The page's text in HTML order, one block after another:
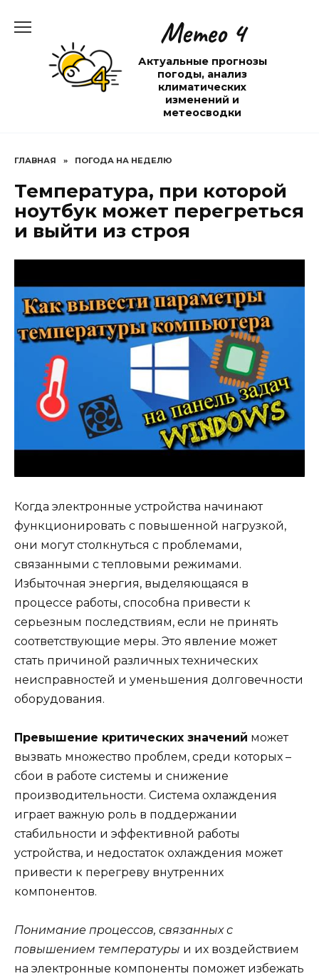
содержанию
Метео 4
Актуальные прогнозы
погоды, анализ
климатических
изменений и
метеосводки
ГЛАВНАЯ » ПОГОДА НА НЕДЕЛЮ
Температура, при которой
ноутбук может перегреться
и выйти из строя
Когда электронные устройства начинают
функционировать с повышенной нагрузкой,
они могут столкнуться с проблемами,
связанными с тепловыми режимами.
Избыточная энергия, выделяющаяся в
процессе работы, способна привести к
серьезным последствиям, если не принять
соответствующие меры. Это явление может
стать причиной различных технических
неисправностей и уменьшения долговечности
оборудования.
Превышение критических значений может
вызвать множество проблем, среди которых –
сбои в работе системы и снижение
производительности. Система охлаждения
играет важную роль в поддержании
стабильности и эффективной работы
устройства, и недостаток охлаждения может
привести к перегреву внутренних
компонентов.
Понимание процессов, связанных с
повышением температуры и их воздействием
на электронные компоненты поможет избежать